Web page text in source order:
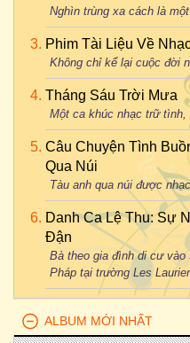
Nghìn trùng xa cách là
Phim Tài Liệu Về
Không chỉ kể lại cuộc đời
Tháng Sáu Trời Mưa
Một ca khúc nhạc trữ
Câu Chuyện Tình
Qua Núi
Tàu anh qua núi được
Danh Ca Lệ Thu: Sự
Đận
Bà theo gia đình di cư vào
Pháp tại trường Les
ALBUM MỚI NHẤT